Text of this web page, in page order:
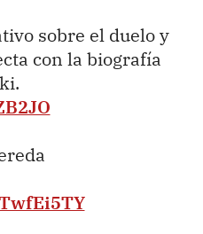
sobre el duelo y
con la biografía